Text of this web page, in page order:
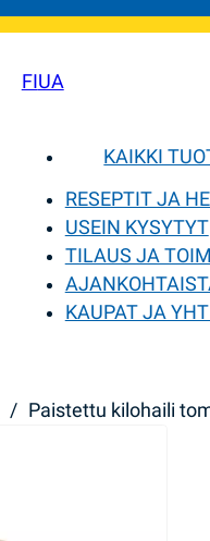
FIUA
KAIKKI
RESEPTIT JA
USEIN KYSYTYT
TILAUS JA
KAUPAT JA
/ Paistettu kilohaili